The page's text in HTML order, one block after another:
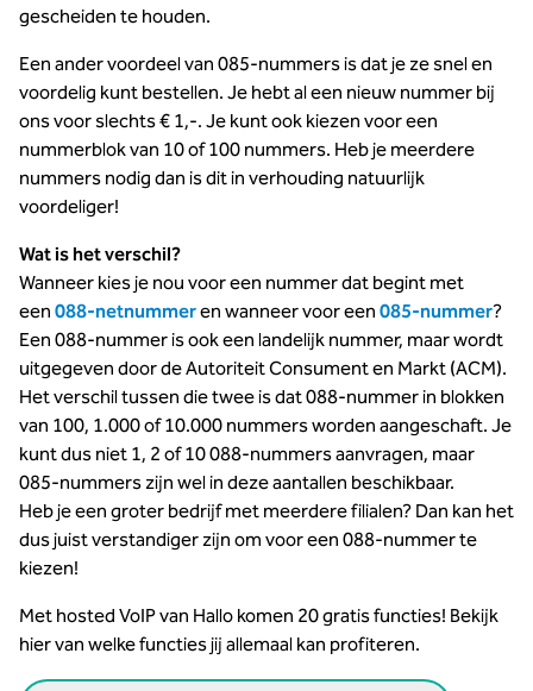
gescheiden te houden.
Een ander voordeel van 085-nummers is dat je ze snel en
voordelig kunt bestellen. Je hebt al een nieuw nummer bij
ons voor slechts € 1,-. Je kunt ook kiezen voor een
nummerblok van 10 of 100 nummers. Heb je meerdere
nummers nodig dan is dit in verhouding natuurlijk
voordeliger!
Wat is het verschil?
Wanneer kies je nou voor een nummer dat begint met
een088-netnummeren wanneer voor een085-nummer?
Een 088-nummer is ook een landelijk nummer, maar wordt
uitgegeven door de Autoriteit Consument en Markt (ACM).
Het verschil tussen die twee is dat 088-nummer in blokken
van 100, 1.000 of 10.000 nummers worden aangeschaft. Je
kunt dus niet 1, 2 of 10 088-nummers aanvragen, maar
085-nummers zijn wel in deze aantallen beschikbaar.
Heb je een groter bedrijf met meerdere filialen? Dan kan het
dus juist verstandiger zijn om voor een 088-nummer te
kiezen!
Met hosted VoIP van Hallo komen 20 gratis functies! Bekijk
hier van welke functies jij allemaal kan profiteren.